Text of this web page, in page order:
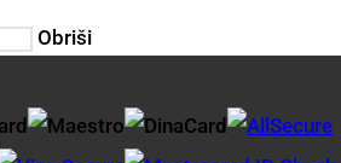
Obriši